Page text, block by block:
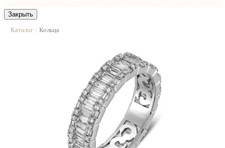
Закрыть
Каталог | Кольца